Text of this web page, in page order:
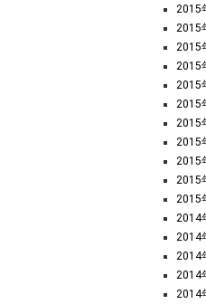
2015
2015
2015
2015
2015
2015
2015
2015
2015
2015
2015
2014
2014
2014
2014
2014